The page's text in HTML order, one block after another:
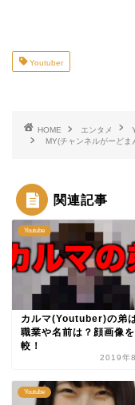
Youtuber
HOME エンタメ
MY(チャンネルがーどま
関連記事
Youtube
カルマ(Youtuber)の弟
職業や名前は？顔画像
較！
2019年
Youtube